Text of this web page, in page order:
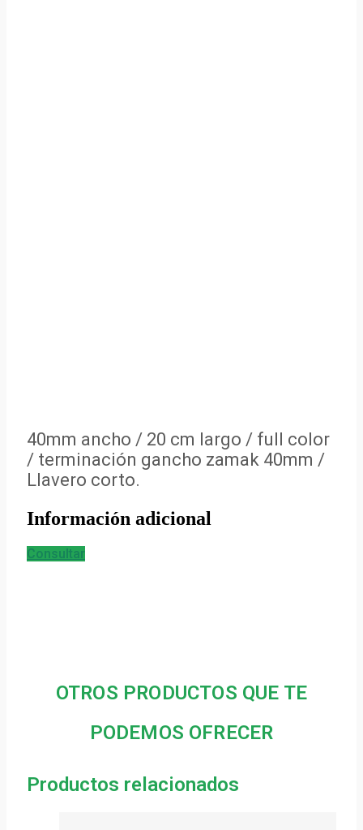
40mm ancho / 20 cm largo / full color
/ terminación gancho zamak 40mm /
Llavero corto.
Información adicional
Consultar
OTROS PRODUCTOS QUE TE
PODEMOS OFRECER
Productos relacionados